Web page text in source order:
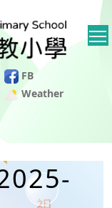
FB
Weather